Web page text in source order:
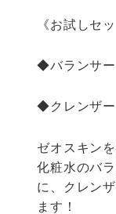
《お試しセッ
◆バランサ
◆クレンザ
ゼオスキン
化粧水のバ
に、クレン
ます！